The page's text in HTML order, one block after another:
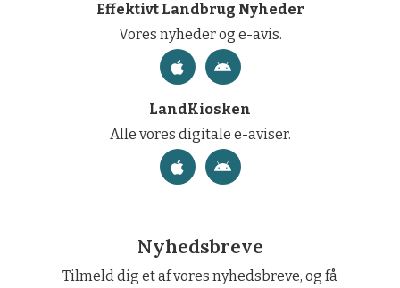
Effektivt Landbrug Nyheder
Vores nyheder og e-avis.
LandKiosken
Alle vores digitale e-aviser.
Nyhedsbreve
Tilmeld dig et af vores nyhedsbreve, og få